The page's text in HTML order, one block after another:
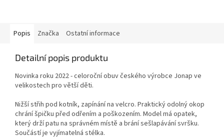
Popis Značka Ostatní informace
Detailní popis produktu
Novinka roku 2022 - celoroční obuv českého výrobce Jonap ve
velikostech pro větší děti.
Nižší střih pod kotník, zapínání na velcro. Praktický odolný okop
chrání špičku před odřením a poškozením. Model má opatek,
který drží patu na správném místě a brání sešlapávání svršku.
Součástí je vyjímatelná stélka.